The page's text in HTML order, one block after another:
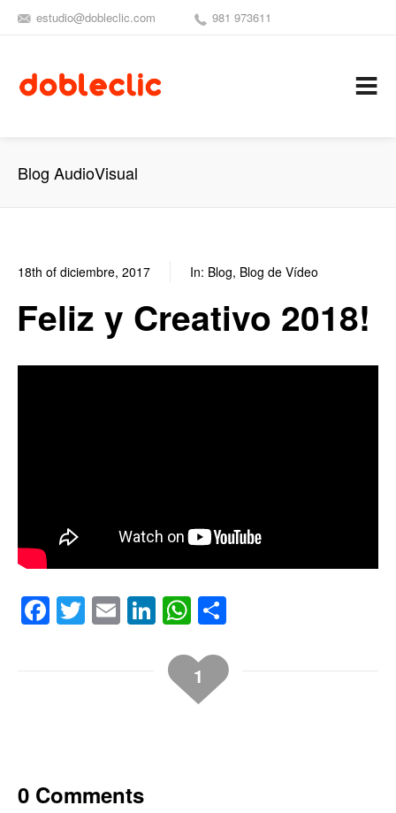
estudio@dobleclic.com 981 973611
Blog AudioVisual
18th of diciembre, 2017 In: Blog, Blog de Vídeo
Feliz y Creativo 2018!
Facebook
Twitter
EmailLinkedIn
WhatsApp
1
0 Comments